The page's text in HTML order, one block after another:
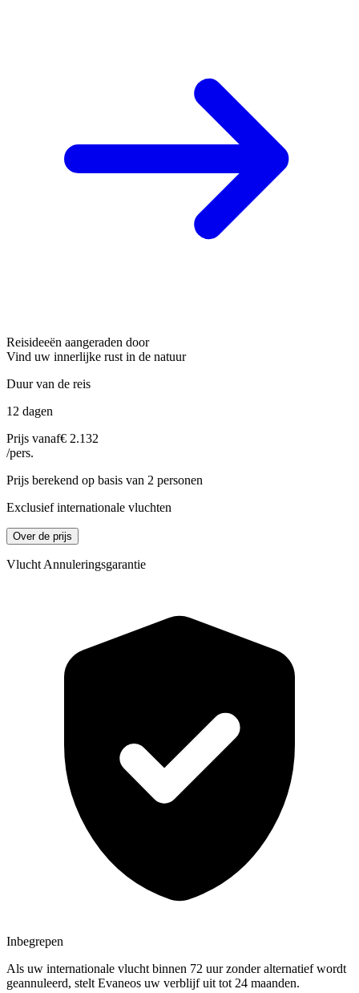
Reisideeën aangeraden door
Vind uw innerlijke rust in de natuur
Duur van de reis
12 dagen
Prijs vanaf€ 2.132
/pers.
Prijs berekend op basis van 2 personen
Exclusief internationale vluchten
Over de prijs
Vlucht Annuleringsgarantie
Inbegrepen
Als uw internationale vlucht binnen 72 uur zonder alternatief wordt
geannuleerd, stelt Evaneos uw verblijf uit tot 24 maanden.